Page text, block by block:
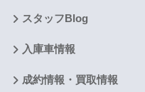
スタッフBlog
入庫車情報
成約情報・買取情報